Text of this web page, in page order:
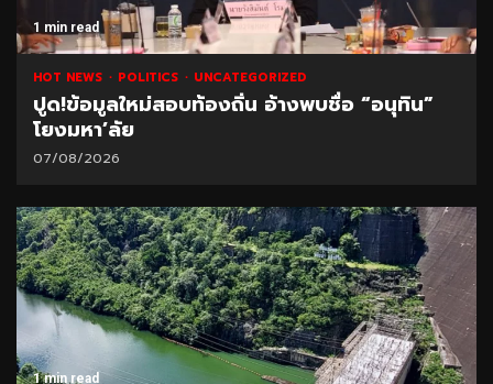
1 min read
HOT NEWS POLITICS UNCATEGORIZED
ปูด!ข้อมูลใหม่สอบท้องถิ่น อ้างพบชื่อ “อนุทิน”
โยงมหา’ลัย
07/08/2026
1 min read